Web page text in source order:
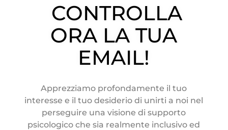
CONTROLLA
ORA LA TUA
EMAIL!
Apprezziamo profondamente il tuo
interesse e il tuo desiderio di unirti a noi nel
perseguire una visione di supporto
psicologico che sia realmente inclusivo ed